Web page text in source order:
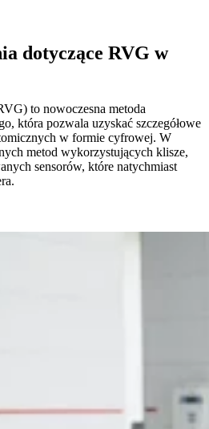
dotyczące RVG w
to nowoczesna metoda
która pozwala uzyskać szczegółowe
w formie cyfrowej. W
metod wykorzystujących klisze,
sensorów, które natychmiast